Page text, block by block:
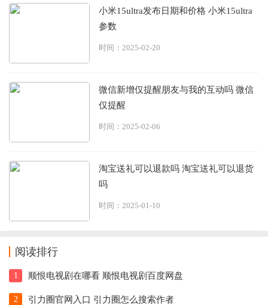
小米15ultra发布日期和价格 小米15ultra
参数
时间：2025-02-20
微信新增仅提醒朋友与我的互动吗 微信
仅提醒
时间：2025-02-06
淘宝送礼可以退款吗 淘宝送礼可以退货
吗
时间：2025-01-10
阅读排行
1 顺恨电视剧在哪看 顺恨电视剧百度网盘
2 引力圈官网入口 引力圈怎么搜索作者